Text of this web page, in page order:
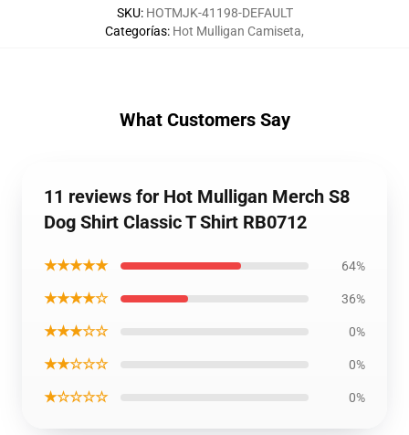
SKU: HOTMJK-41198-DEFAULT
Categorías: Hot Mulligan Camiseta,
What Customers Say
11 reviews for Hot Mulligan Merch S8
Dog Shirt Classic T Shirt RB0712
★★★★★ 64%
★★★★☆ 36%
★★★☆☆ 0%
★★☆☆☆ 0%
★☆☆☆☆ 0%